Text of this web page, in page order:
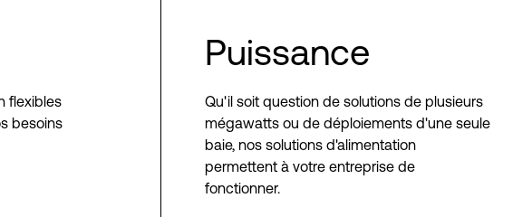
flexibles
besoins
Puissance
Qu'il soit question de solutions de plusieurs
mégawatts ou de déploiements d'une seule
baie, nos solutions d'alimentation
permettent à votre entreprise de
fonctionner.